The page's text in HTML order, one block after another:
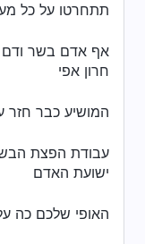
תתחרטו על כל
אף אדם בשר ודם
חרון אפי
המושיע כבר חזר
עבודת הפצת
ישועת האדם
האופי שלכם כה